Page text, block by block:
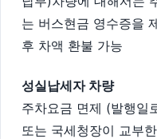
는 버스현금 영수증을
후 차액 환불 가능
성실납세자 차량
주차요금 면제 (발행일
또는 국세청장이 교부